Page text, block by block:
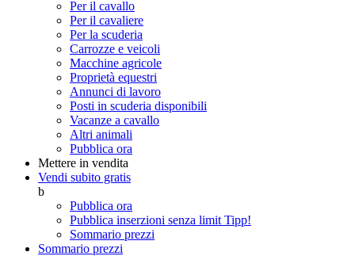
Per il cavallo
Per il cavaliere
Per la scuderia
Carrozze e veicoli
Macchine agricole
Proprietà equestri
Annunci di lavoro
Posti in scuderia disponibili
Vacanze a cavallo
Altri animali
Pubblica ora
Mettere in vendita
Vendi subito gratis
b
Pubblica ora
Pubblica inserzioni senza limit Tipp!
Sommario prezzi
Sommario prezzi